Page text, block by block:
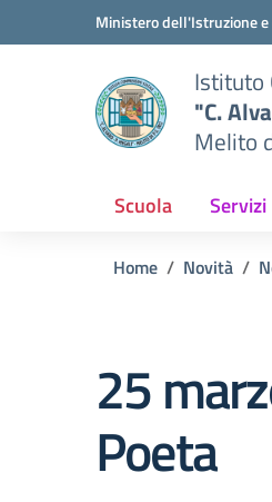
Vai ai contenuti
Vai al menu di navigazione
Ministero dell'Istruzione
Istituto
"C.
Melito
Scuola Servizi
Home Novità
25
Poeta